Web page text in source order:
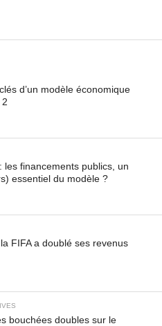
facilisis sollicitudin, augue
congue. Cras non lacus id
non fermentum
d’un modèle économique
les financements publics, un
essentiel du modèle ?
FIFA a doublé ses revenus
bouchées doubles sur le